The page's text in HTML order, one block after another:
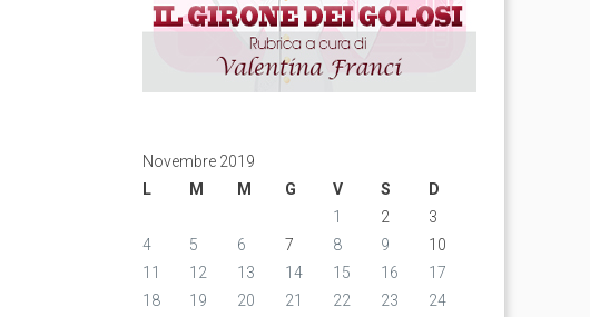
Novembre 2019
L
M M G V S
D
1
2
3
4
5 6 7 8 9
10
11
12 13 14 15 16
17
18
19 20 21 22 23
24